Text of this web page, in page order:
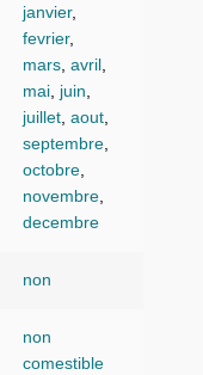
janvier,
fevrier,
mars, avril ,
mai, juin,
juillet, aout,
septembre,
octobre,
novembre,
decembre
non
non
comestible